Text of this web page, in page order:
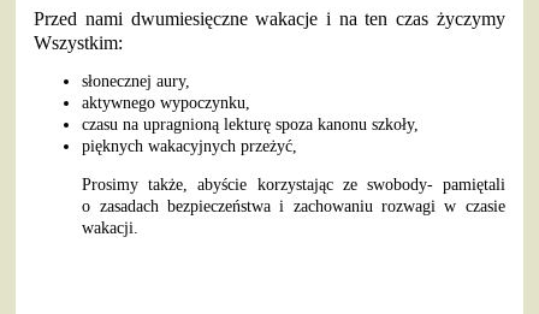
Przed nami dwumiesięczne wakacje i na ten czas życzymy
Wszystkim:
słonecznej aury,
aktywnego wypoczynku,
czasu na upragnioną lekturę spoza kanonu szkoły,
pięknych wakacyjnych przeżyć,
Prosimy także, abyście korzystając ze swobody- pamiętali
o zasadach bezpieczeństwa i zachowaniu rozwagi w czasie
wakacji.